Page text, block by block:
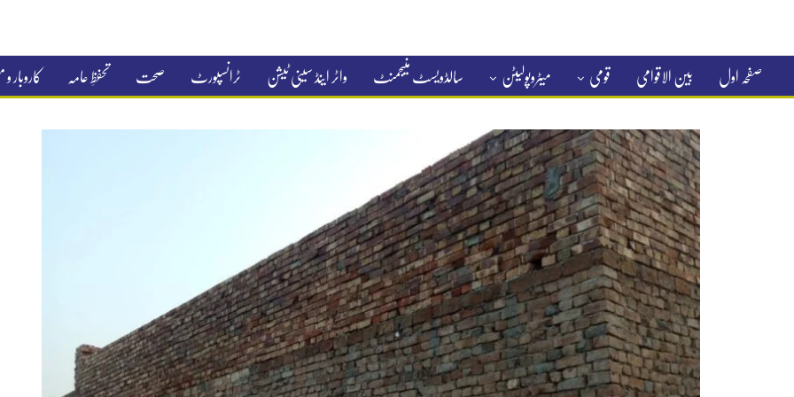
صفحہ اول بین الاقوامی قومی میٹروپولیٹن سالڈویسٹ منیجمنٹ واٹر اینڈ سینی ٹیشن ٹرانسپورٹ صحت تحفظِ عامہ کاروبار